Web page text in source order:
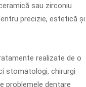
sau zirconiu
precizie, estetică și
realizate de o
stomatologi, chirurgi
problemele dentare